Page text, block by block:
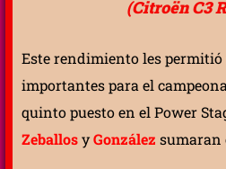
(Citroën C3
Este rendimiento les
importantes para el
quinto puesto en el Power
ZeballosyGonzález sumaran